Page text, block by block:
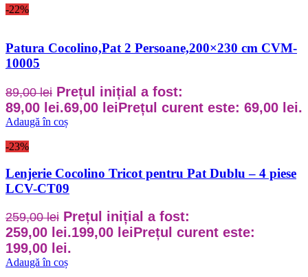
-22%
Patura Cocolino,Pat 2 Persoane,200×230 cm CVM-
10005
89,00lei Prețul inițial a fost:
89,00 lei.69,00 leiPrețul curent este: 69,00 lei.
Adaugă în coș
-23%
Lenjerie Cocolino Tricot pentru Pat Dublu – 4 piese
LCV-CT09
259,00lei Prețul inițial a fost:
259,00 lei.199,00 leiPrețul curent este:
199,00 lei.
Adaugă în coș